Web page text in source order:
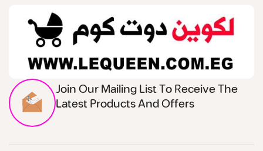
Join Our Mailing List To Receive The
Latest Products And Offers